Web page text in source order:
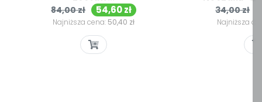
Cena
podstawowa
84,00 zł Cena
54,60 zł
Najniższa cena: 50,40 zł
Cena
34,00 zł
Najniższa